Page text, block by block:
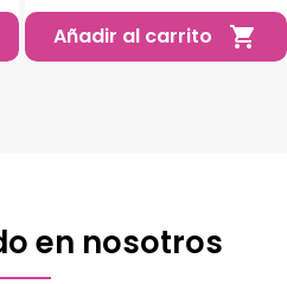
Añadir al carrito

en nosotros